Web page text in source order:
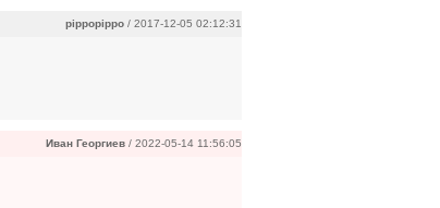
pippopippo / 2017-12-05 02:12:31
Иван Георгиев / 2022-05-14 11:56:05